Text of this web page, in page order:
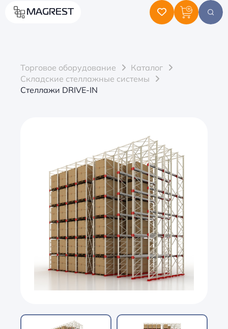
MAGREST
Торговое оборудование
Каталог
Складские стеллажные системы
Стеллажи DRIVE-IN